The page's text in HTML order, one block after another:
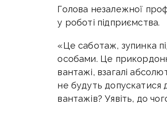
Голова незалежної
у роботі підприємства.
«Це саботаж, зупинка
особами. Це
вантажі, взагалі
не будуть
вантажів? Уявіть, до